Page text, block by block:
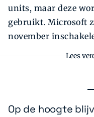
units, maar deze
gebruikt. Microsoft
november
Lees
Op de hoogte